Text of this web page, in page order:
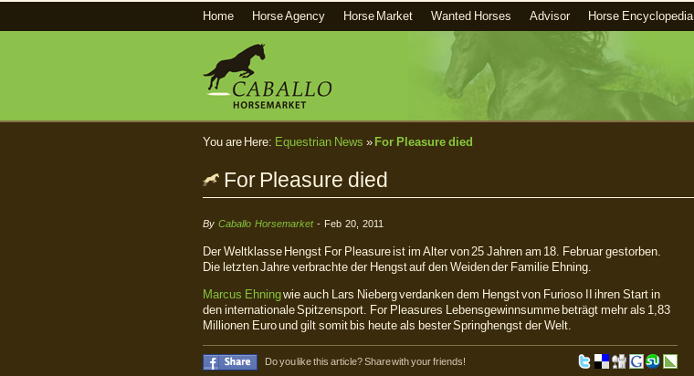
Home Horse Agency Horse Market Wanted Horses Advisor Horse Encyclopedia
You are Here: Equestrian News » For Pleasure died
For Pleasure died
By Caballo Horsemarket- Feb 20, 2011
Der Weltklasse Hengst For Pleasure ist im Alter von 25 Jahren am 18. Februar gestorben.
Die letzten Jahre verbrachte der Hengst auf den Weiden der Familie Ehning.
Marcus Ehningwie auch Lars Nieberg verdanken dem Hengst von Furioso II ihren Start in
den internationale Spitzensport. For Pleasures Lebensgewinnsumme beträgt mehr als 1,83
Millionen Euro und gilt somit bis heute als bester Springhengst der Welt.
Do you like this article? Share with your friends!